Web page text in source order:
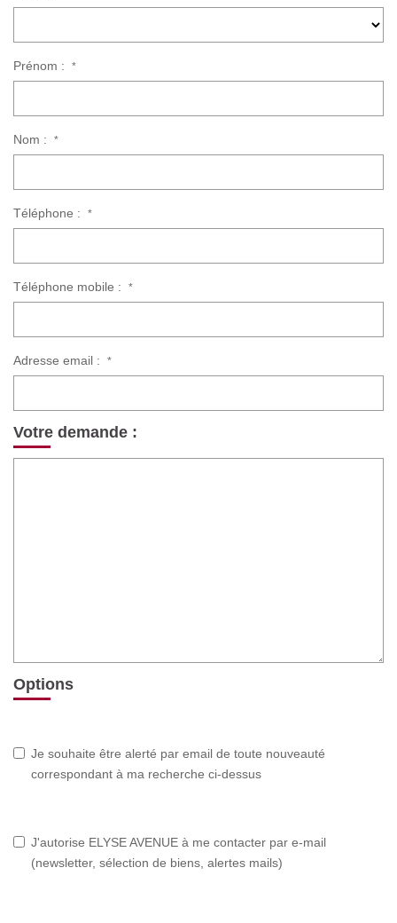
Prénom : *
Nom : *
Téléphone : *
Téléphone mobile : *
Adresse email : *
Votre demande :
Options
Je souhaite être alerté par email de toute nouveauté
correspondant à ma recherche ci-dessus
J'autorise ELYSE AVENUE à me contacter par e-mail
(newsletter, sélection de biens, alertes mails)